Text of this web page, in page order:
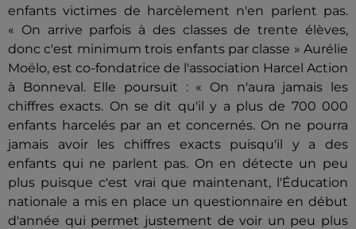
enfants victimes de harcèlement n'en parlent pas.
« On arrive parfois à des classes de trente élèves,
donc c'est minimum trois enfants par classe » Aurélie
Moëlo, est co-fondatrice de l'association Harcel Action
à Bonneval. Elle poursuit : « On n'aura jamais les
chiffres exacts. On se dit qu'il y a plus de 700 000
enfants harcelés par an et concernés. On ne pourra
jamais avoir les chiffres exacts puisqu'il y a des
enfants qui ne parlent pas. On en détecte un peu
plus puisque c'est vrai que maintenant, l'Éducation
nationale a mis en place un questionnaire en début
d'année qui permet justement de voir un peu plus